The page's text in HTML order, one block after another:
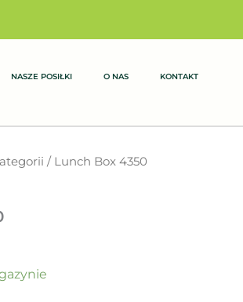
NASZE POSIŁKI O NAS KONTAKT
/ Lunch Box 4350